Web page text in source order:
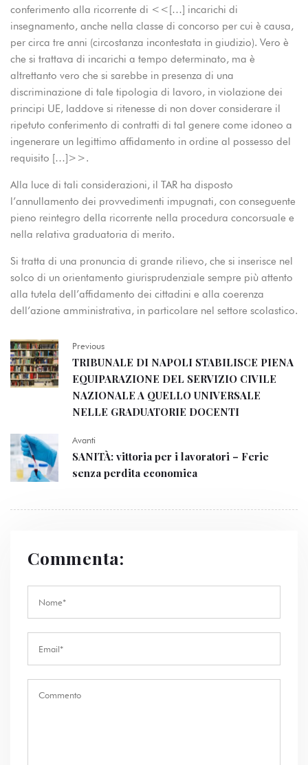
conferimento alla ricorrente di <<[…] incarichi di
insegnamento, anche nella classe di concorso per cui è causa,
per circa tre anni (circostanza incontestata in giudizio). Vero è
che si trattava di incarichi a tempo determinato, ma è
altrettanto vero che si sarebbe in presenza di una
discriminazione di tale tipologia di lavoro, in violazione dei
principi UE, laddove si ritenesse di non dover considerare il
ripetuto conferimento di contratti di tal genere come idoneo a
ingenerare un legittimo affidamento in ordine al possesso del
requisito […]>>.
Alla luce di tali considerazioni, il TAR ha disposto
l’annullamento dei provvedimenti impugnati, con conseguente
pieno reintegro della ricorrente nella procedura concorsuale e
nella relativa graduatoria di merito.
Si tratta di una pronuncia di grande rilievo, che si inserisce nel
solco di un orientamento giurisprudenziale sempre più attento
alla tutela dell’affidamento dei cittadini e alla coerenza
dell’azione amministrativa, in particolare nel settore scolastico.
Previous
TRIBUNALE DI NAPOLI STABILISCE PIENA
EQUIPARAZIONE DEL SERVIZIO CIVILE
NAZIONALE A QUELLO UNIVERSALE
NELLE GRADUATORIE DOCENTI
Avanti
SANITÀ: vittoria per i lavoratori – Ferie
senza perdita economica
Commenta: